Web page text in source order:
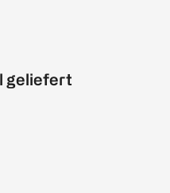
geliefert